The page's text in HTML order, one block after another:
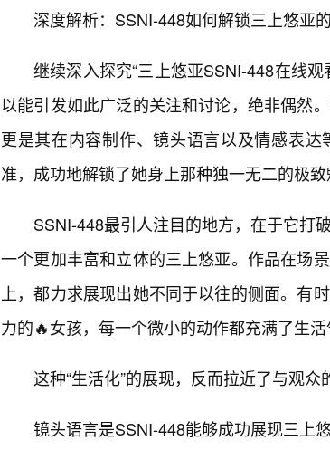
深度解析：SSNI-448如何解锁三上悠亚
继续深入探究“三上悠亚SSNI-448在线
以能引发如此广泛的关注和讨论，绝非偶然
更是其在内容制作、镜头语言以及情感表
准，成功地解锁了她身上那种独一无二的极致
SSNI-448最引人注目的地方，在于它打
一个更加丰富和立体的三上悠亚。作品在场
上，都力求展现出她不同于以往的侧面。有
力的🔥女孩，每一个微小的动作都充满了生
这种“生活化”的展现，反而拉近了与观众
镜头语言是SSNI-448能够成功展现三上